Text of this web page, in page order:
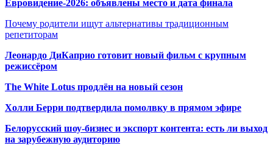
Евровидение-2026: объявлены место и дата финала
Почему родители ищут альтернативы традиционным
репетиторам
Леонардо ДиКаприо готовит новый фильм с крупным
режиссёром
The White Lotus продлён на новый сезон
Холли Берри подтвердила помолвку в прямом эфире
Белорусский шоу-бизнес и экспорт контента: есть ли выход
на зарубежную аудиторию